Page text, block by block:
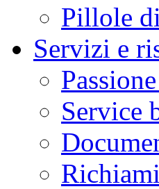
Pillole
Servizi e
Service
Richiami